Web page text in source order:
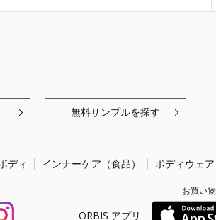
無料サンプルを探す
ディ インナーケア（食品） ボディウェア
ORBIS アプリ
お買い